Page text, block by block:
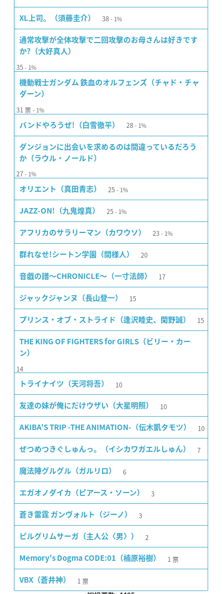
XL上司。（須藤圭介） 38 1%
通常攻撃が全体攻撃で二回攻撃のお母さんは好きです
か?（大好真人）
35 1%
機動戦士ガンダム 鉄血のオルフェンズ（チャド・チャ
ダーン）
31 票 1%
バンドやろうぜ!（白雪徹平） 28 1%
ダンジョンに出会いを求めるのは間違っているだろう
か（ラウル・ノールド）
27 1%
オリエント（真田青志） 25 1%
JAZZ-ON!（九鬼煌真） 25 1%
アフリカのサラリーマン（カワウソ） 23 1%
群れなせ!シートン学園（間様人） 20
音戯の譜〜CHRONICLE〜（一寸法師） 17
ジャックジャンヌ（長山登一） 15
プリンス・オブ・ストライド（逢沢睦史、閑野誠） 15
THE KING OF FIGHTERS for GIRLS（ビリー・カー
ン）
14
トライナイツ（天河将吾） 10
友達の妹が俺にだけウザい（大星明照） 10
AKIBA'S TRIP -THE ANIMATION-（伝木凱タモツ） 10
ぜつめつきぐしゅんっ。（イシカワガエルしゅん） 7
魔法陣グルグル（ガルリロ） 6
エガオノダイカ（ピアース・ソーン） 3
蒼き雷霆 ガンヴォルト（ジーノ） 3
ピルグリムサーガ（主人公〈男〉） 2
Memory's Dogma CODE:01（楠原裕樹） 1 票
VBX（蒼井神） 1 票